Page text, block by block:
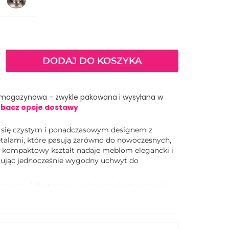
DODAJ DO KOSZYKA
- zwykle pakowana i wysyłana w
opcje dostawy
czystym i ponadczasowym designem z
które pasują zarówno do nowoczesnych,
kształt nadaje meblom elegancki i
jednocześnie wygodny uchwyt do
mosiądzu, gałka Victor została